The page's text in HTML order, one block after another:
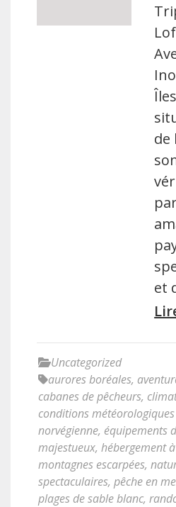
de
et
Uncategorized
aurores boréales,
cabanes de pêcheurs,
conditions
norvégienne, équipements
majestueux, hébergement
montagnes escarpées,
spectaculaires, pêche en
plages de sable blanc,